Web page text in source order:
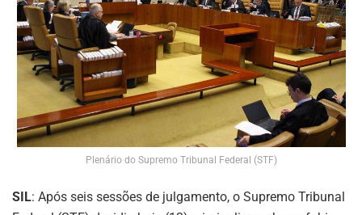
Plenário do Supremo Tribunal Federal (STF)
SIL: Após seis sessões de julgamento, o Supremo Tribunal